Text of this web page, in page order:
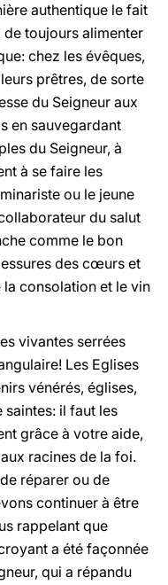
authentique le fait
de toujours alimenter
chez les évêques,
prêtres, de sorte
du Seigneur aux
en sauvegardant
du Seigneur, à
à se faire les
ou le jeune
du salut
comme le bon
des cœurs et
la consolation et le vin
vivantes serrées
Les Eglises
vénérés, églises,
saintes: il faut les
grâce à votre aide,
racines de la foi.
réparer ou de
continuer à être
rappelant que
a été façonnée
qui a répandu